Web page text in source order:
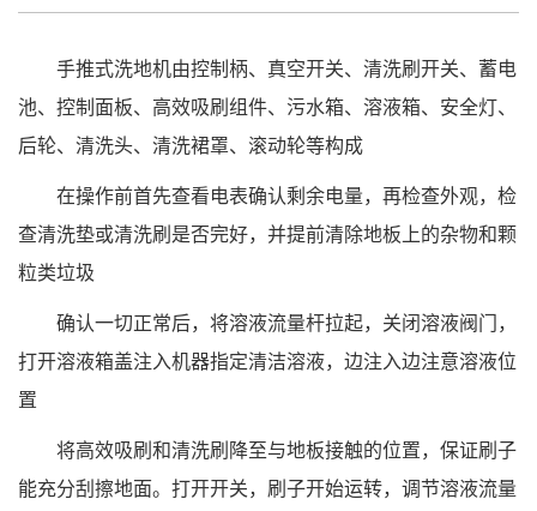
手推式洗地机由控制柄、真空开关、清洗刷开关、蓄电
池、控制面板、高效吸刷组件、污水箱、溶液箱、安全灯、
后轮、清洗头、清洗裙罩、滚动轮等构成
在操作前首先查看电表确认剩余电量，再检查外观，检
查清洗垫或清洗刷是否完好，并提前清除地板上的杂物和颗
粒类垃圾
确认一切正常后，将溶液流量杆拉起，关闭溶液阀门，
打开溶液箱盖注入机器指定清洁溶液，边注入边注意溶液位
置
将高效吸刷和清洗刷降至与地板接触的位置，保证刷子
能充分刮擦地面。打开开关，刷子开始运转，调节溶液流量